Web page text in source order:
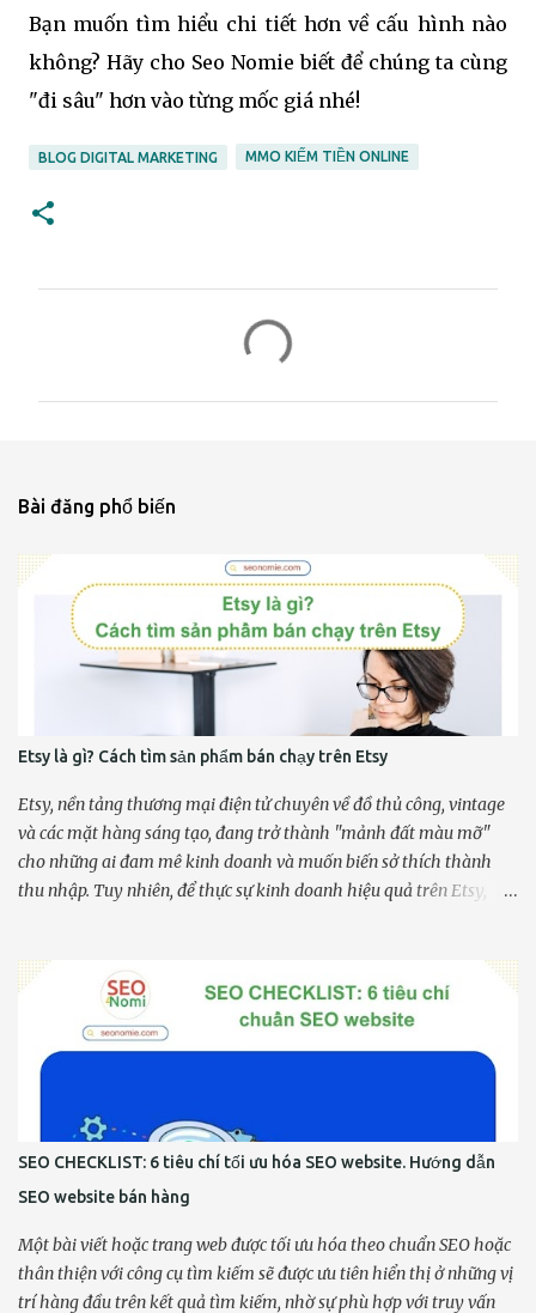
Bạn muốn tìm hiểu chi tiết hơn về cấu hình nào
không? Hãy cho Seo Nomie biết để chúng ta cùng
"đi sâu" hơn vào từng mốc giá nhé!
BLOG DIGITAL MARKETING MMO KIẾM TIỀN ONLINE
é
Bài đăng phổ biến
Etsy là gì? Cách tìm sản phẩm bán chạy trên Etsy
Etsy, nền tảng thương mại điện tử chuyên về đồ thủ công, vintage
và các mặt hàng sáng tạo, đang trở thành "mảnh đất màu mỡ"
cho những ai đam mê kinh doanh và muốn biến sở thích thành
thu nhập. Tuy nhiên, để thực sự kinh doanh hiệu quả trên Etsy,
đi sâu vào việc giải mã Etsy, từ cấu trúc hoạt động đến cách thức
tìm kiếm những ngách thị trường tiềm năng, giúp bạn nắm bắt bí
quyết để tạo dựng một cửa hàng trực tuyến thành công, thu hút
khách hàng và tối ưu hóa doanh thu. Khám phá ngay để biến ý
hẹn này! I. Giới thiệu về Etsy 1. Etsy là gì? Etsy là một sàn thương
mại điện tử độc đáo, chuyên biệt hóa vào các sản phẩm thủ công
(handmade), đồ cổ (vintage) và vật tư thủ công. Khác với những
nền tảng thương mại điện tử đại chúng, Etsy là gì ? Etsy không chỉ
là nơi mua bán, mà còn là một cộng ...
SEO CHECKLIST: 6 tiêu chí tối ưu hóa SEO website. Hướng dẫn
SEO website bán hàng
Một bài viết hoặc trang web được tối ưu hóa theo chuẩn SEO hoặc
thân thiện với công cụ tìm kiếm sẽ được ưu tiên hiển thị ở những vị
trí hàng đầu trên kết quả tìm kiếm, nhờ sự phù hợp với truy vấn